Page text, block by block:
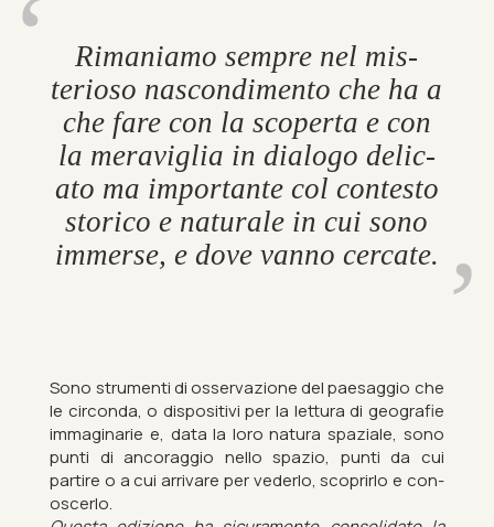
Rim­aniamo sempre nel mis­
terioso nas­con­di­mento che ha a
che fare con la scoperta e con
la merav­iglia in dia­logo del­ic­
ato ma im­port­ante col con­testo
storico e nat­urale in cui sono
im­merse, e dove vanno cer­cate.
Sono stru­menti di os­ser­vazione del paesag­gio che
le cir­conda, o dis­pos­it­ivi per la lettura di geo­grafie
im­ma­gin­arie e, data la loro natura spaziale, sono
punti di ancor­ag­gio nello spazio, punti da cui
partire o a cui ar­rivare per vederlo, scopri­rlo e con­
o­scerlo.